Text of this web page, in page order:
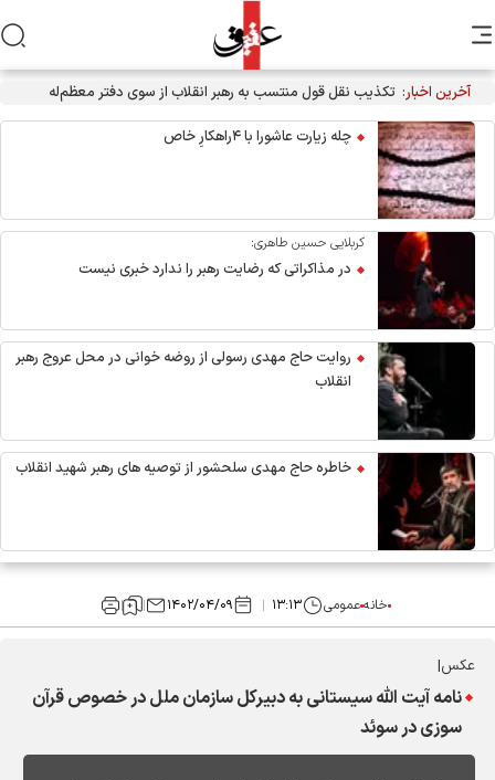
آخرین اخبار:
چله زیارت عاشورا با ۴راهکارِ خاص
کربلایی حسین طاهری:
در مذاکراتی که رضایت رهبر را ندارد خبری نیست
روایت حاج مهدی رسولی از روضه خوانی در محل عروج رهبر
انقلاب
خاطره حاج مهدی سلحشور از توصیه های رهبر شهید انقلاب
خانهعمومی ۱۳:۱۳ ۱۴۰۲/۰۴/۰۹
عکس|
نامه آیت الله سیستانی به دبیرکل سازمان ملل در خصوص قرآن
سوزی در سوئد